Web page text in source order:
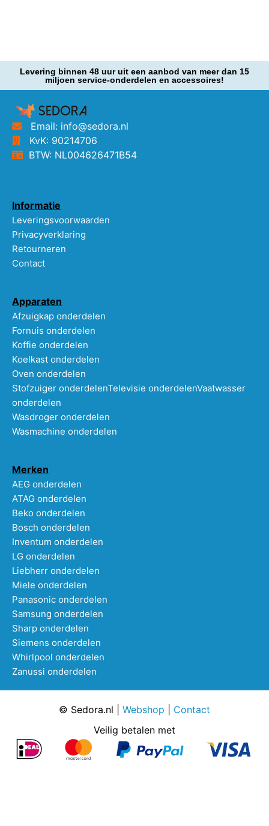
Levering binnen 48 uur uit een aanbod van meer dan 15
miljoen service-onderdelen en accessoires!
Email: info@sedora.nl
KvK: 90214706
BTW: NL004626471B54
Informatie
Leveringsvoorwaarden
Privacyverklaring
Retourneren
Contact
Apparaten
Afzuigkap onderdelen
Fornuis onderdelen
Koffie onderdelen
Koelkast onderdelen
Oven onderdelen
Stofzuiger onderdelenTelevisie onderdelenVaatwasser
onderdelen
Wasdroger onderdelen
Wasmachine onderdelen
Merken
AEG onderdelen
ATAG onderdelen
Beko onderdelen
Bosch onderdelen
Inventum onderdelen
LG onderdelen
Liebherr onderdelen
Miele onderdelen
Panasonic onderdelen
Samsung onderdelen
Sharp onderdelen
Siemens onderdelen
Whirlpool onderdelen
Zanussi onderdelen
© Sedora.nl | Webshop
Contact
Veilig betalen met